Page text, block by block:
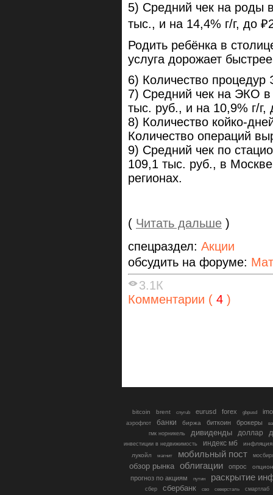
5) Средний чек на роды
тыс., и на 14,4% г/г, до
Родить ребёнка в
услуга дорожает
6) Количество
7) Средний чек на ЭКО в
тыс. руб., и на 10,9% г/
8) Количество койко-
Количество операций
9) Средний чек по
109,1 тыс. руб., в
регионах.
( Читать дальше )
спецраздел: Акции
обсудить на форуме:
3.1К
Комментарии ( 4 )
bitcoin brent cnyrub eurusd forex gbpusd
аэрофлот банки биржа биткоин брокеры
гмк норникель
дивиденды доллар
инвестиции в недвижимость индекс мб
инфляция
лукойл
магнит мобильный пост
обзор рынка облигации опрос
прогноз по акциям путин раскрытие
сбер сбербанк сво северсталь смартлаб